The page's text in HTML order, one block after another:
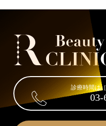
診療時間は
03-